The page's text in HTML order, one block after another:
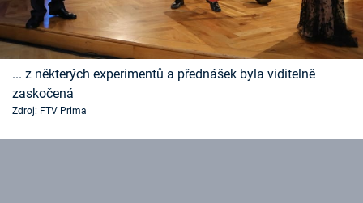
... z některých experimentů a přednášek byla viditelně
zaskočená
Zdroj: FTV Prima